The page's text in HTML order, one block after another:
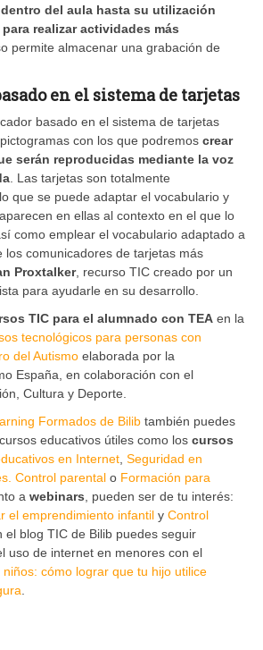
del aula hasta su utilización
realizar actividades más
permite almacenar una grabación de
en el sistema de tarjetas
basado en el sistema de tarjetas
con los que podremos crear
serán reproducidas mediante la voz
. Las tarjetas son totalmente
que se puede adaptar el vocabulario y
en ellas al contexto en el que lo
como emplear el vocabulario adaptado a
los comunicadores de tarjetas más
Proxtalker, recurso TIC creado por un
para ayudarle en su desarrollo.
TIC para el alumnado con TEA en la
tecnológicos para personas con
del Autismo elaborada por la
España, en colaboración con el
Cultura y Deporte.
Formados de Bilib también puedes
educativos útiles como los cursos
en Internet Seguridad en
Control parental o Formación para
a webinars , pueden ser de tu interés:
el emprendimiento infantil y Control
el blog TIC de Bilib puedes seguir
uso de internet en menores con el
cómo lograr que tu hijo utilice